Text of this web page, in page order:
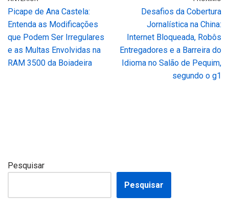
Picape de Ana Castela:
Entenda as Modificações
que Podem Ser Irregulares
e as Multas Envolvidas na
RAM 3500 da Boiadeira
Desafios da Cobertura
Jornalística na China:
Internet Bloqueada, Robôs
Entregadores e a Barreira do
Idioma no Salão de Pequim,
segundo o g1
Pesquisar
Pesquisar